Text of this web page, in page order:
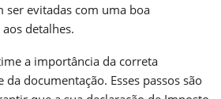
ser evitadas com uma boa
detalhes.
a importância da correta
da documentação. Esses passos são